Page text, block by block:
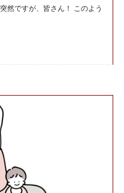
突然ですが、皆さん！ このよう